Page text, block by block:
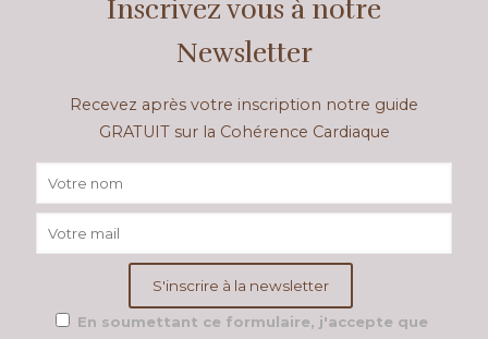
Inscrivez vous à notre
Newsletter
Recevez après votre inscription notre guide
GRATUIT sur la Cohérence Cardiaque
En soumettant ce formulaire, j'accepte que